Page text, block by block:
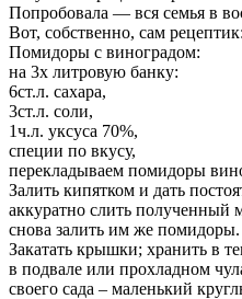
Попробовала — вся семья в
Вот, собственно, сам рецептик:
Помидоры с виноградом:
на 3х литровую банку:
6ст.л. сахара,
3ст.л. соли,
1ч.л. уксуса 70%,
специи по вкусу,
перекладываем помидоры
Залить кипятком и дать
аккуратно слить полученный
снова залить им же помидоры.
Закатать крышки; хранить в
в подвале или прохладном
своего сада – маленький